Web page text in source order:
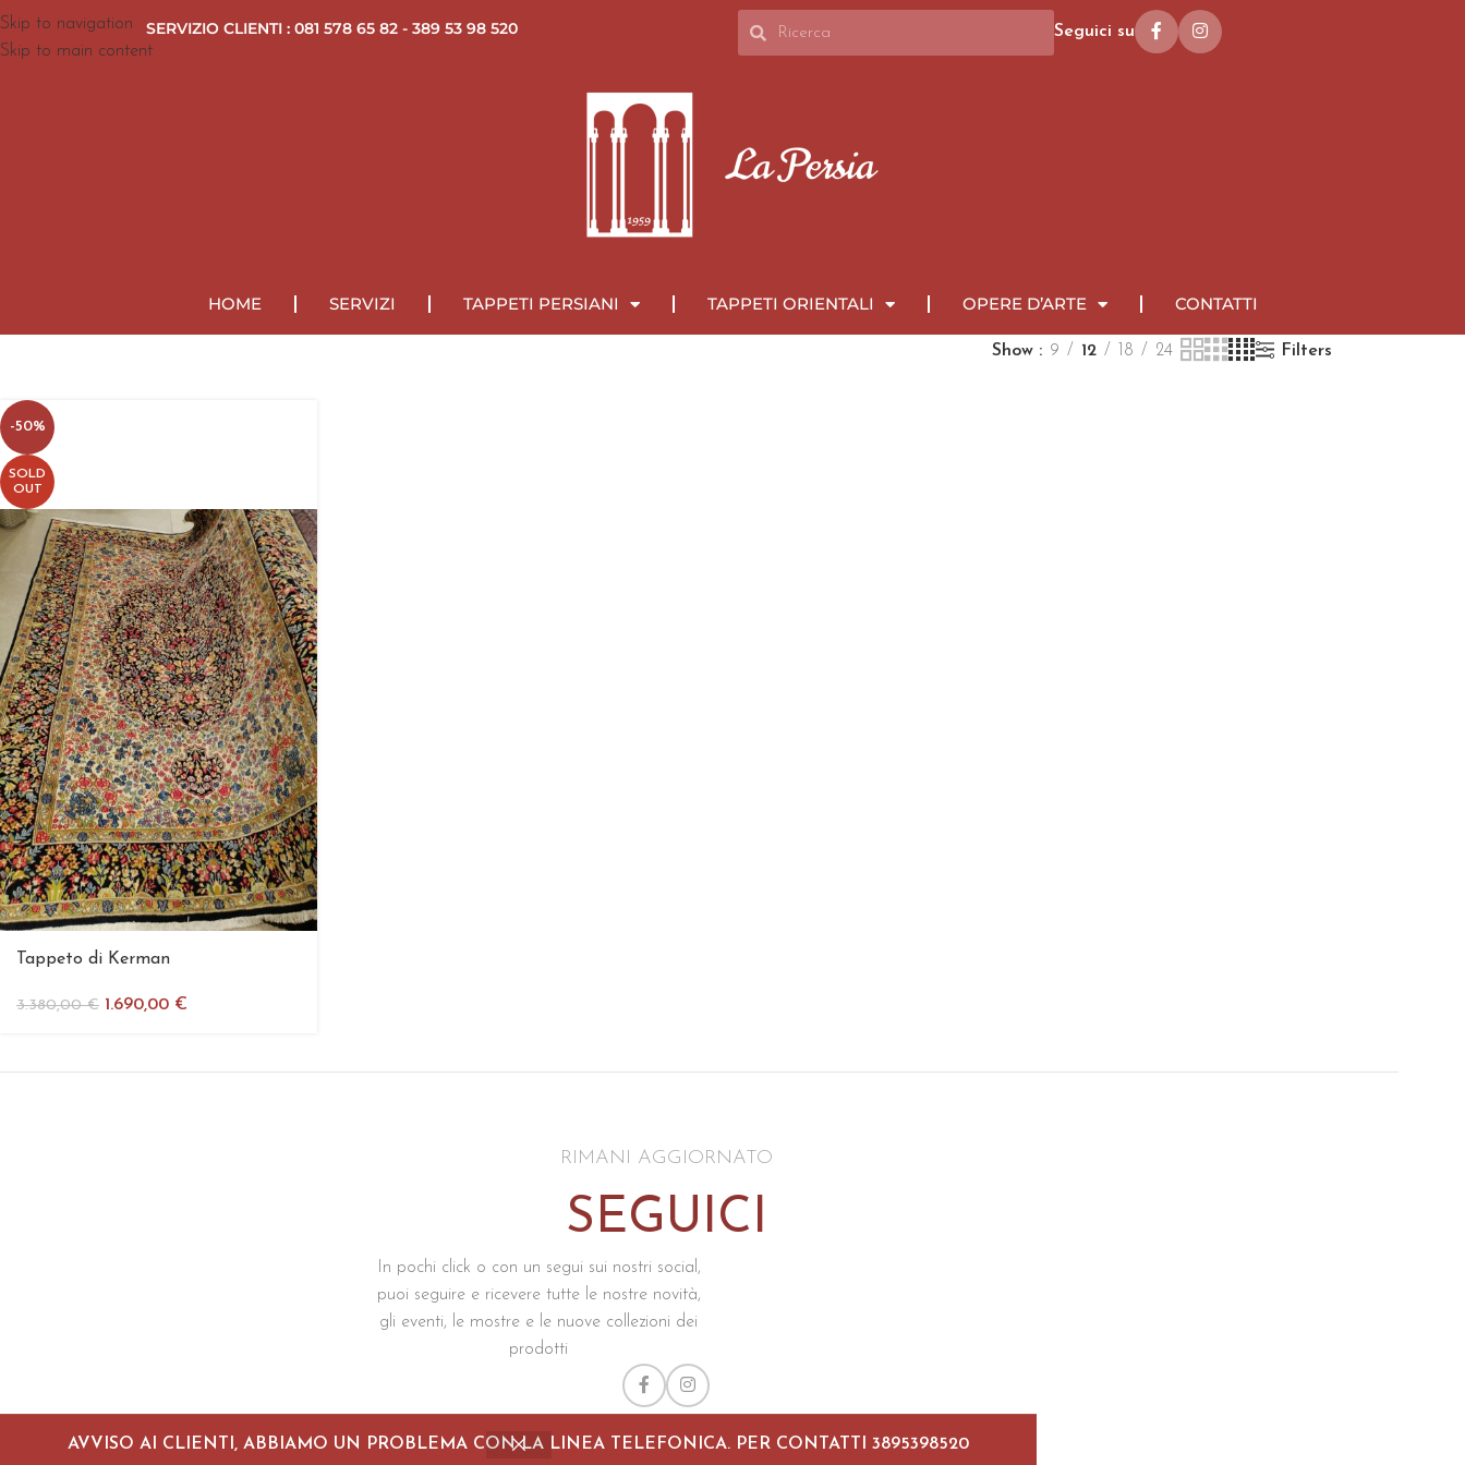
AVVISO AI CLIENTI, ABBIAMO UN PROBLEMA CON LA LINEA TELEFONICA. PER CONTATTI 3895398520
Skip to navigation
Skip to main content
SERVIZIO CLIENTI : 081 578 65 82 - 389 53 98 520 Seguici su
HOME SERVIZI TAPPETI PERSIANI TAPPETI ORIENTALI OPERE D’ARTE CONTATTI
Show 9 12 18 24 Filters
-50%
SOLD
OUT
Tappeto di Kerman
3.380,00€ 1.690,00 €
RIMANI AGGIORNATO
SEGUICI
In pochi click o con un segui sui nostri social,
puoi seguire e ricevere tutte le nostre novità,
gli eventi, le mostre e le nuove collezioni dei
prodotti